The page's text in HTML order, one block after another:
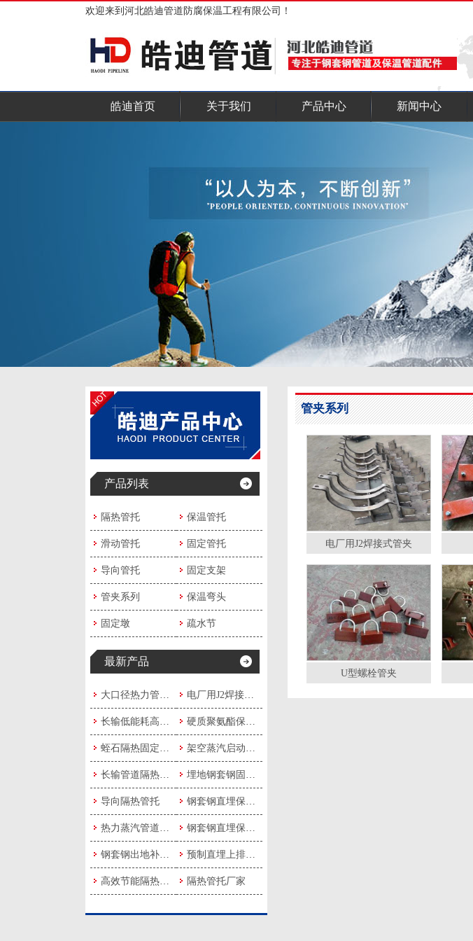
欢迎来到河北皓迪管道防腐保温工程有限公司！
皓迪首页 关于我们 产品中心 新闻中心
产品列表
隔热管托 保温管托
滑动管托 固定管托
导向管托 固定支架
管夹系列 保温弯头
固定墩 疏水节
最新产品
电厂用J2焊接式管夹
长输管道隔热保温管托
导向隔热管托
钢套钢出地补偿弯头 预制直埋上排水式疏水节
高效节能隔热管托 隔热管托厂家
管夹系列
电厂用J2焊接式管夹
U型螺栓管夹